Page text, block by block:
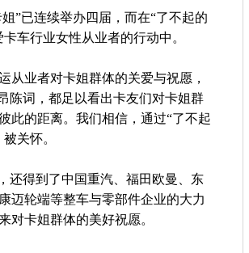
”已连续举办四届，而在“了不起的
车行业女性从业者的行动中。
从业者对卡姐群体的关爱与祝愿，
陈词，都足以看出卡友们对卡姐群
此的距离。我们相信，通过“了不起
关怀。
还得到了中国重汽、福田欧曼、东
迈轮端等整车与零部件企业的大力
对卡姐群体的美好祝愿。